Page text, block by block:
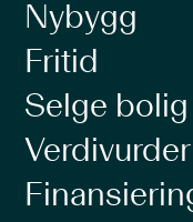
Nybygg
Fritid
Selge bolig